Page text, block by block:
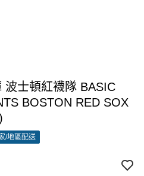
波士頓紅襪隊 BASIC
BOSTON RED SOX
/地區配送